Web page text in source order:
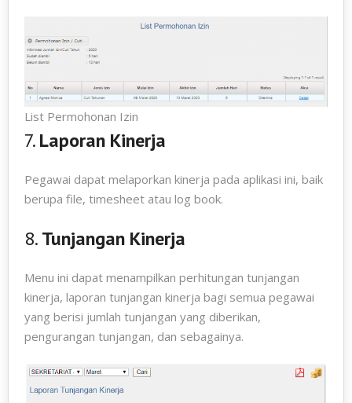
List Permohonan Izin
7.Laporan Kinerja
Pegawai dapat melaporkan kinerja pada aplikasi ini, baik
berupa file, timesheet atau log book.
8.Tunjangan Kinerja
Menu ini dapat menampilkan perhitungan tunjangan
kinerja, laporan tunjangan kinerja bagi semua pegawai
yang berisi jumlah tunjangan yang diberikan,
pengurangan tunjangan, dan sebagainya.